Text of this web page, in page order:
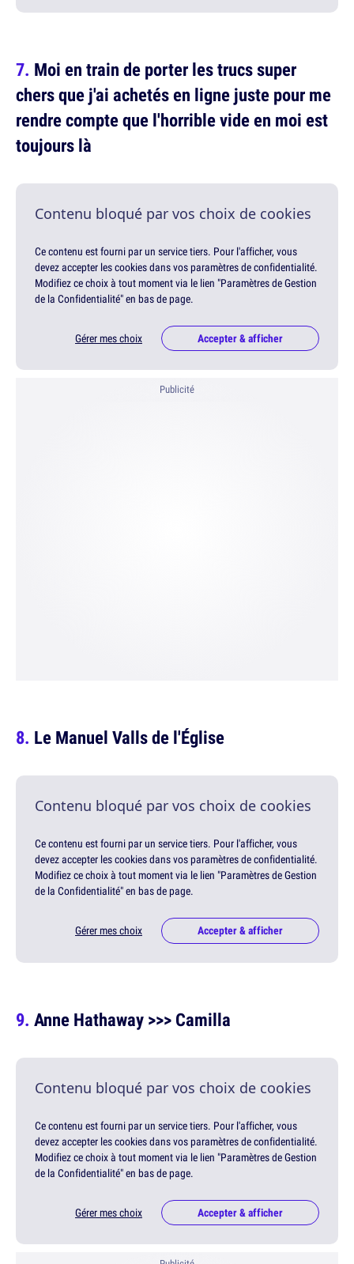
Moi en train de porter les trucs super
chers que j'ai achetés en ligne juste pour me
rendre compte que l'horrible vide en moi est
toujours là
Contenu bloqué par vos choix de cookies
Ce contenu est fourni par un service tiers. Pour l'afficher, vous
devez accepter les cookies dans vos paramètres de confidentialité.
Modifiez ce choix à tout moment via le lien "Paramètres de Gestion
de la Confidentialité" en bas de page.
Gérer mes choix Accepter & afficher
Publicité
Le Manuel Valls de l'Église
Contenu bloqué par vos choix de cookies
Ce contenu est fourni par un service tiers. Pour l'afficher, vous
devez accepter les cookies dans vos paramètres de confidentialité.
Modifiez ce choix à tout moment via le lien "Paramètres de Gestion
de la Confidentialité" en bas de page.
Gérer mes choix Accepter & afficher
Anne Hathaway >>> Camilla
Contenu bloqué par vos choix de cookies
Ce contenu est fourni par un service tiers. Pour l'afficher, vous
devez accepter les cookies dans vos paramètres de confidentialité.
Modifiez ce choix à tout moment via le lien "Paramètres de Gestion
de la Confidentialité" en bas de page.
Gérer mes choix Accepter & afficher